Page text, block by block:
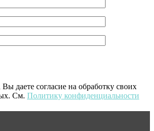
даете согласие на обработку своих
См. Политику конфиденциальности